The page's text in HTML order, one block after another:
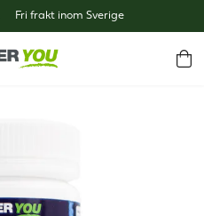
Fri frakt inom Sverige